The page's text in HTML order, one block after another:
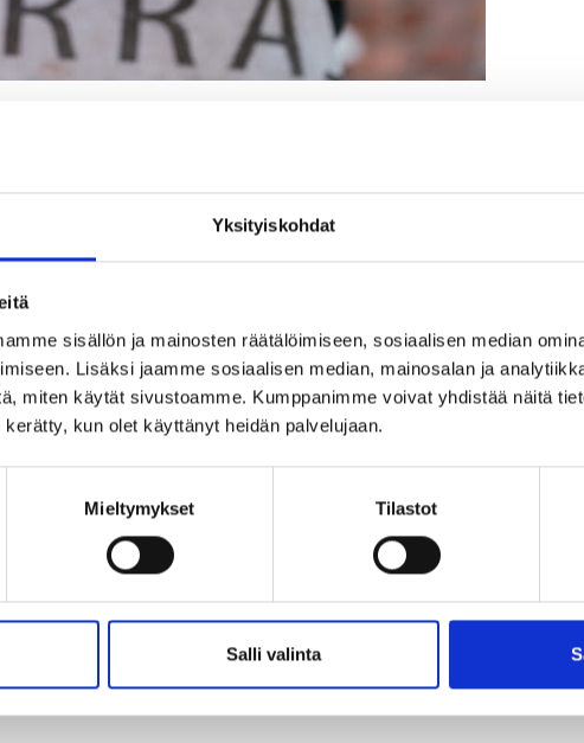
Yksityiskohdat
sisällön ja mainosten räätälöimiseen, sosiaalisen median
Lisäksi jaamme sosiaalisen median, mainosalan ja
miten käytät sivustoamme. Kumppanimme voivat yhdistää näitä
kun olet käyttänyt heidän palvelujaan.
Mieltymykset Tilastot
Salli valinta
Cafe Soloa. Kahvila-paahtimo sijaitsee
tänäkin päivänä toimii kahvila ja
Suomessa. Samassa tilassa
tuoksut ja tutustua paahtamiseen kun
2016 lähtien, jotka tulevat meille ilman
ihmiset kahvin takana, tehdä pitkäaikaista
mahdollistaa kannattavan viljelyn.
kaksi kertaa vuoden paras
Molemmat kahvit löytyvät meidän
tai kivijalkamyymälästämme Porin